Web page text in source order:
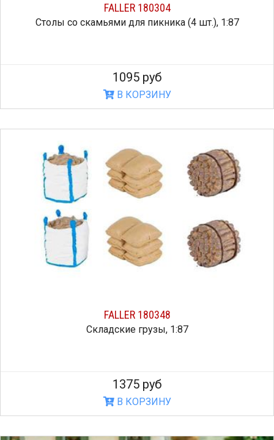
FALLER 180304
Столы со скамьями для пикника (4 шт.), 1:87
1095 руб
В КОРЗИНУ
FALLER 180348
Складские грузы, 1:87
1375 руб
В КОРЗИНУ